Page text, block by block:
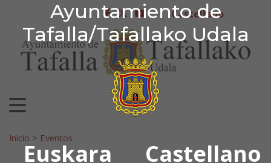
Ayuntamiento de
Tafalla/Tafallako Udala
Euskara Castellano
Ir al contenido
Ayuntamiento de
facebook
twitter
youtubeCastellano
Search for:
Inicio > Eventos